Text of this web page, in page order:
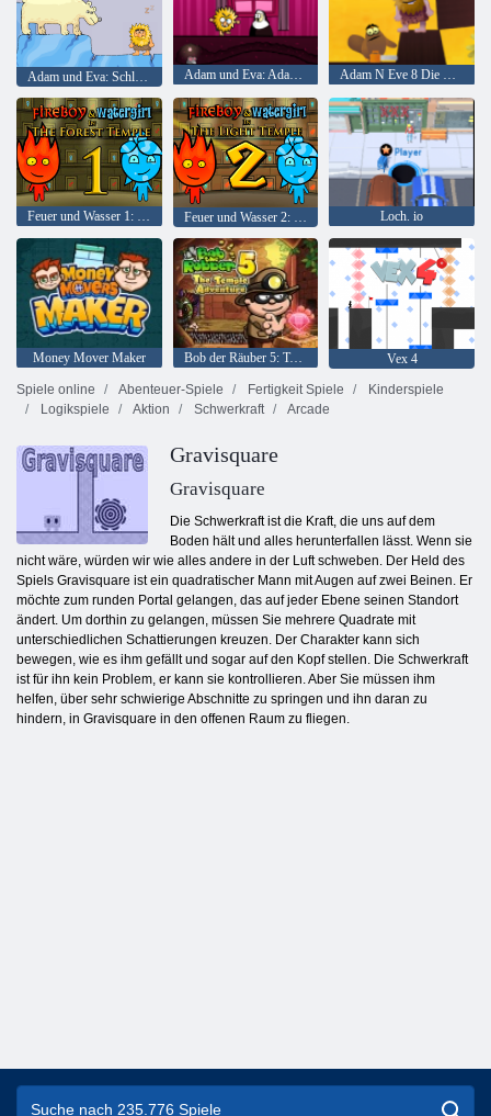
Adam und Eva: Adam der Geist Adam N Eve 8 Die Liebesquest
Feuer und Wasser 1: Waldtempel Feuer und Wasser 2: Lichttempel Loch. io
Money Mover Maker Bob der Räuber 5: Tempelabenteuer
Vex 4
Spiele online
Abenteuer-Spiele Fertigkeit Spiele
Kinderspiele
Logikspiele
Aktion Schwerkraft Arcade
Gravisquare
Gravisquare
Die Schwerkraft ist die Kraft, die uns auf dem
Boden hält und alles herunterfallen lässt. Wenn sie
nicht wäre, würden wir wie alles andere in der Luft schweben. Der Held des
Spiels Gravisquare ist ein quadratischer Mann mit Augen auf zwei Beinen. Er
möchte zum runden Portal gelangen, das auf jeder Ebene seinen Standort
ändert. Um dorthin zu gelangen, müssen Sie mehrere Quadrate mit
unterschiedlichen Schattierungen kreuzen. Der Charakter kann sich
bewegen, wie es ihm gefällt und sogar auf den Kopf stellen. Die Schwerkraft
ist für ihn kein Problem, er kann sie kontrollieren. Aber Sie müssen ihm
helfen, über sehr schwierige Abschnitte zu springen und ihn daran zu
hindern, in Gravisquare in den offenen Raum zu fliegen.